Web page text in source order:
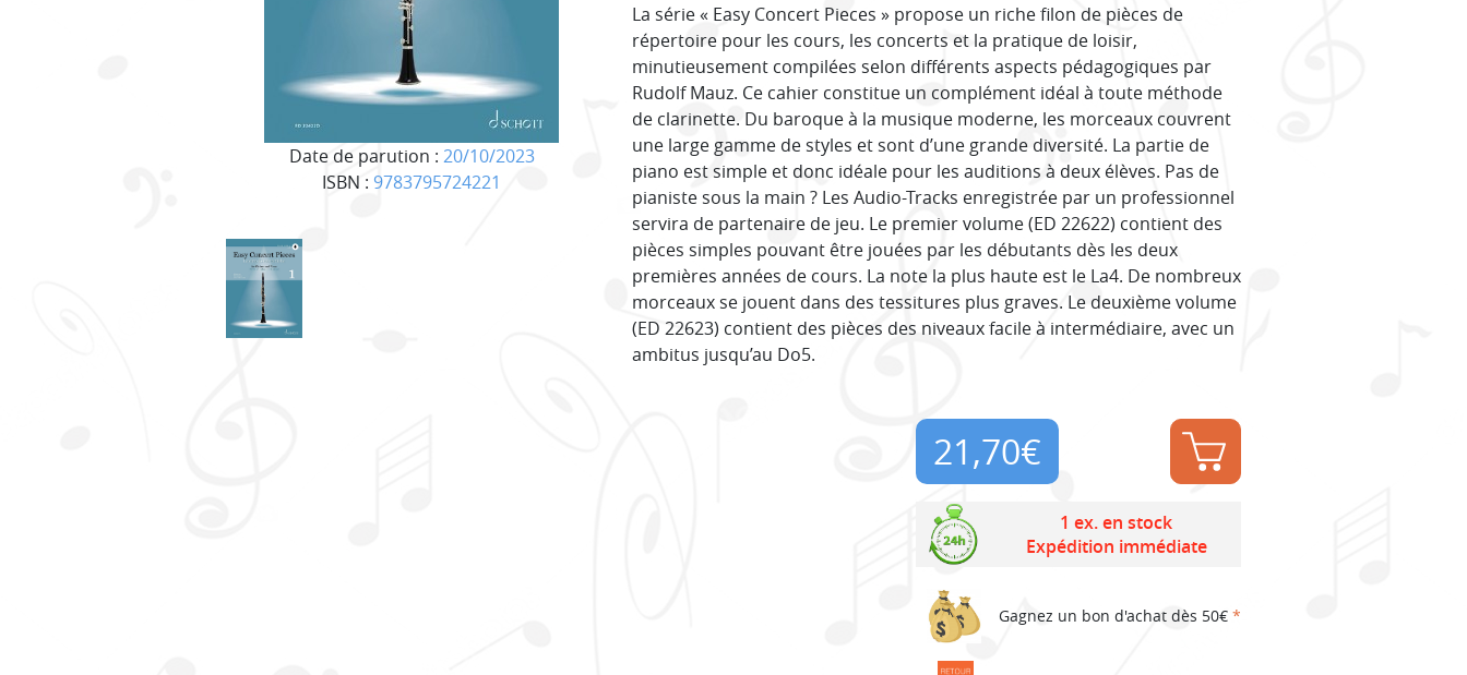
Date de parution : 20/10/2023
ISBN : 9783795724221
La série « Easy Concert Pieces » propose un riche filon de pièces de
répertoire pour les cours, les concerts et la pratique de loisir,
minutieusement compilées selon différents aspects pédagogiques par
Rudolf Mauz. Ce cahier constitue un complément idéal à toute méthode
de clarinette. Du baroque à la musique moderne, les morceaux couvrent
une large gamme de styles et sont d’une grande diversité. La partie de
piano est simple et donc idéale pour les auditions à deux élèves. Pas de
pianiste sous la main ? Les Audio-Tracks enregistrée par un professionnel
servira de partenaire de jeu. Le premier volume (ED 22622) contient des
pièces simples pouvant être jouées par les débutants dès les deux
premières années de cours. La note la plus haute est le La4. De nombreux
morceaux se jouent dans des tessitures plus graves. Le deuxième volume
(ED 22623) contient des pièces des niveaux facile à intermédiaire, avec un
ambitus jusqu’au Do5.
21,70€
1 ex. en stock
Expédition immédiate
Gagnez un bon d'achat dès 50€ *